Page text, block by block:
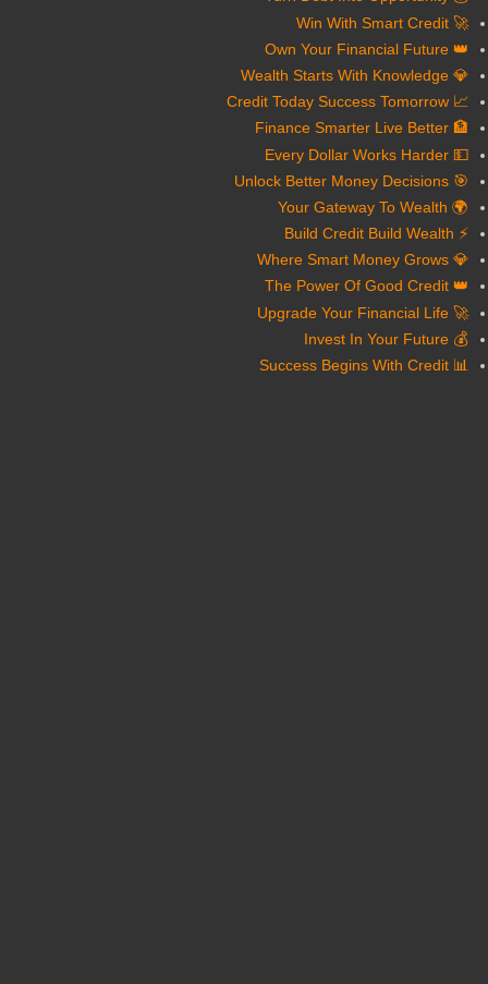
🚀 Win With Smart Credit
👑 Own Your Financial Future
💎 Wealth Starts With Knowledge
📈 Credit Today Success Tomorrow
🏦 Finance Smarter Live Better
💵 Every Dollar Works Harder
🎯 Unlock Better Money Decisions
🌍 Your Gateway To Wealth
⚡ Build Credit Build Wealth
💎 Where Smart Money Grows
👑 The Power Of Good Credit
🚀 Upgrade Your Financial Life
💰 Invest In Your Future
📊 Success Begins With Credit